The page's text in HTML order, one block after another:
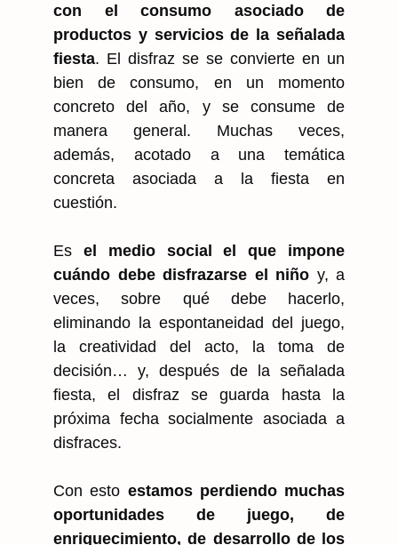
con el consumo asociado de
productos y servicios de la señalada
fiesta. El disfraz se se convierte en un
bien de consumo, en un momento
concreto del año, y se consume de
manera general. Muchas veces,
además, acotado a una temática
concreta asociada a la fiesta en
cuestión.
Es el medio social el que impone
cuándo debe disfrazarse el niño y, a
veces, sobre qué debe hacerlo,
eliminando la espontaneidad del juego,
la creatividad del acto, la toma de
decisión… y, después de la señalada
fiesta, el disfraz se guarda hasta la
próxima fecha socialmente asociada a
disfraces.
Con esto estamos perdiendo muchas
oportunidades de juego, de
enriquecimiento, de desarrollo de los